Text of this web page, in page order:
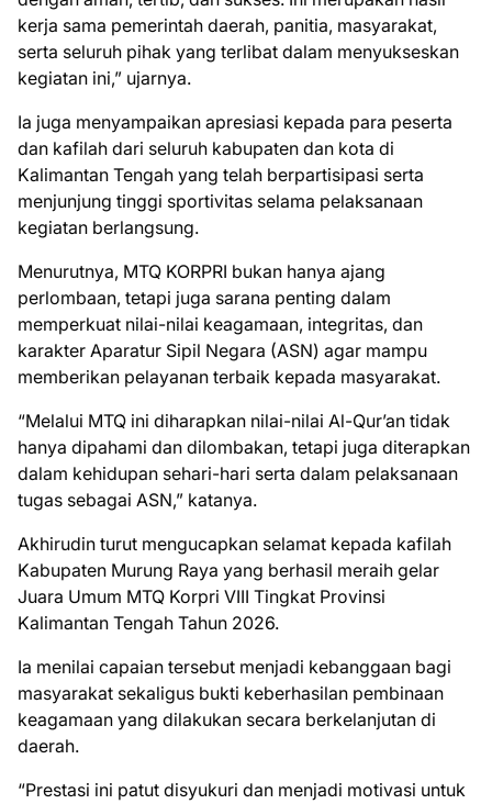
kerja sama pemerintah daerah, panitia, masyarakat,
serta seluruh pihak yang terlibat dalam menyukseskan
kegiatan ini,” ujarnya.
Ia juga menyampaikan apresiasi kepada para peserta
dan kafilah dari seluruh kabupaten dan kota di
Kalimantan Tengah yang telah berpartisipasi serta
menjunjung tinggi sportivitas selama pelaksanaan
kegiatan berlangsung.
Menurutnya, MTQ KORPRI bukan hanya ajang
perlombaan, tetapi juga sarana penting dalam
memperkuat nilai-nilai keagamaan, integritas, dan
karakter Aparatur Sipil Negara (ASN) agar mampu
memberikan pelayanan terbaik kepada masyarakat.
“Melalui MTQ ini diharapkan nilai-nilai Al-Qur’an tidak
hanya dipahami dan dilombakan, tetapi juga diterapkan
dalam kehidupan sehari-hari serta dalam pelaksanaan
tugas sebagai ASN,” katanya.
Akhirudin turut mengucapkan selamat kepada kafilah
Kabupaten Murung Raya yang berhasil meraih gelar
Juara Umum MTQ Korpri VIII Tingkat Provinsi
Kalimantan Tengah Tahun 2026.
Ia menilai capaian tersebut menjadi kebanggaan bagi
masyarakat sekaligus bukti keberhasilan pembinaan
keagamaan yang dilakukan secara berkelanjutan di
daerah.
“Prestasi ini patut disyukuri dan menjadi motivasi untuk